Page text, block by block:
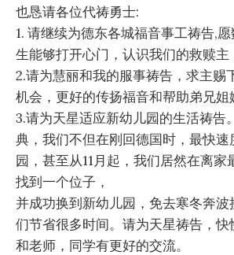
也恳请各位代祷勇士:
1. 请继续为德东各城福音事工祷告,
生能够打开心门，认识我们的救赎主
2.请为慧丽和我的服事祷告，求主赐
机会， 更好的传扬福音和帮助弟兄姐
3.请为天星适应新幼儿园的生活祷告
典， 我们不但在刚回德国时，最快
园， 甚至从11月起，我们居然在离家
找到一个位子，
并成功换到新幼儿园，免去寒冬奔波
们节省很多时间。请为天星祷告，快
和老师，同学有更好的交流。